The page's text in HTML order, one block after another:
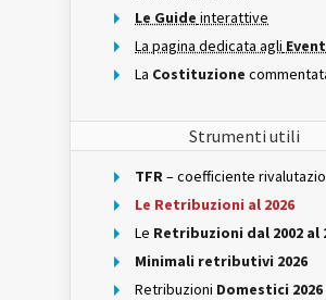
Le Guide interattive
La pagina dedicata agli
La Costituzione
Strumenti utili
TFR– coefficiente
Le Retribuzioni al 2026
Le Retribuzioni dal 2002 al
Minimali retributivi 2026
Retribuzioni Domestici 2026